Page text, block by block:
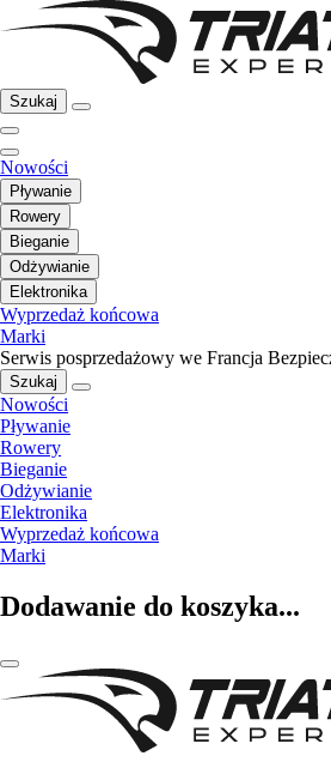
Szukaj
Nowości
Pływanie
Rowery
Bieganie
Odżywianie
Elektronika
Wyprzedaż końcowa
Marki
Serwis posprzedażowy we Francja
Szukaj
Nowości
Pływanie
Rowery
Bieganie
Odżywianie
Elektronika
Wyprzedaż końcowa
Marki
Dodawanie do koszyka...